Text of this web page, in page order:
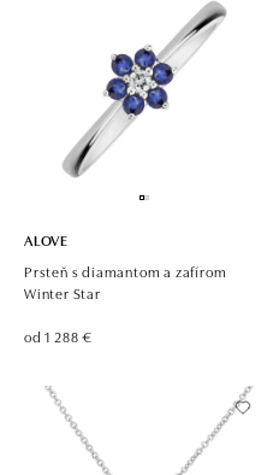
ALOVE
Prsteň s diamantom a zafírom
Winter Star
od 1 288 €